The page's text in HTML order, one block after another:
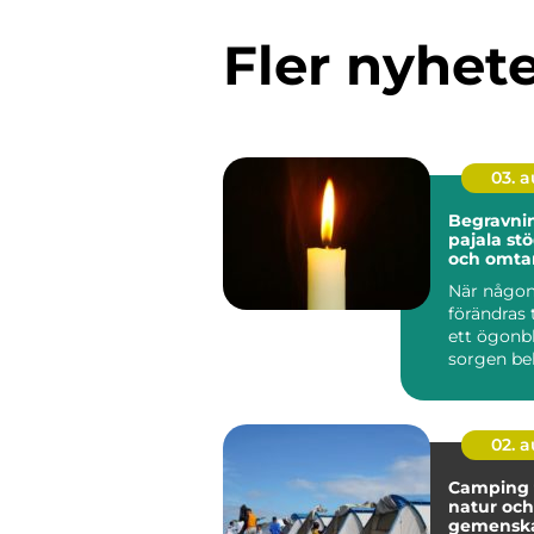
Fler
03.
pajala stöd, tradition
och
När
förändras
ett
sorgen
...
02.
Camping frihet,
natur och